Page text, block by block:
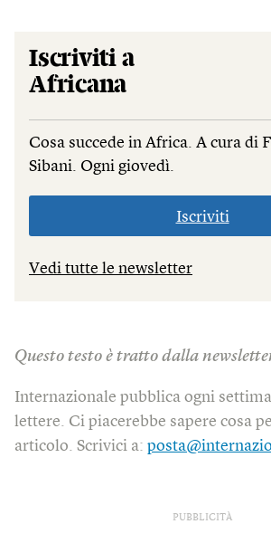
Iscriviti a
Africana
Cosa succede in Africa. A cura di
Sibani. Ogni giovedì.
Iscriviti
Vedi tutte le newsletter
Questo testo è tratto dalla
Internazionale pubblica ogni
lettere. Ci piacerebbe sapere cosa
articolo. Scrivici a:
PUBBLICITÀ